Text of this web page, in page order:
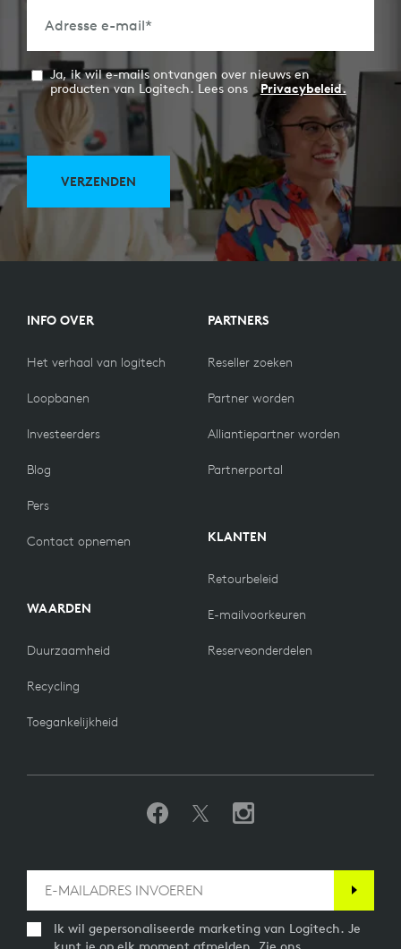
Adresse e-mail*
Ja, ik wil e-mails ontvangen over nieuws en
producten van Logitech. Lees ons
Privacybeleid.
VERZENDEN
INFO OVER
Het verhaal van logitech
Loopbanen
Investeerders
Blog
Pers
Contact opnemen
WAARDEN
Duurzaamheid
Recycling
Toegankelijkheid
PARTNERS
Reseller zoeken
Partner worden
Alliantiepartner worden
Partnerportal
KLANTEN
Retourbeleid
E-mailvoorkeuren
Reserveonderdelen
Ik wil gepersonaliseerde marketing van Logitech. Je